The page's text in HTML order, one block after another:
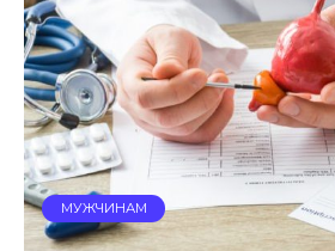
МУЖЧИНАМ